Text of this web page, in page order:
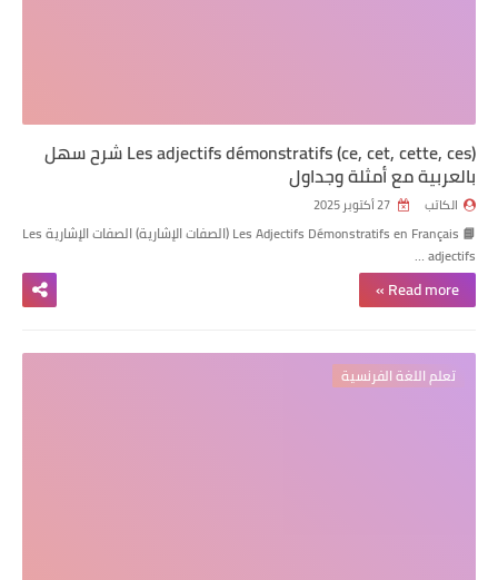
Les adjectifs démonstratifs (ce, cet, cette, ces) شرح سهل
بالعربية مع أمثلة وجداول
الكاتب
📘 Les Adjectifs Démonstratifs en Français (الصفات الإشارية) الصفات الإشارية Les
adjectifs …
Read more »
تعلم اللغة الفرنسية